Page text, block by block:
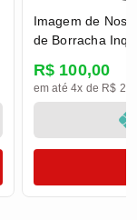
Imagem de
de Borracha
R$ 100,00
em até 4x de R$